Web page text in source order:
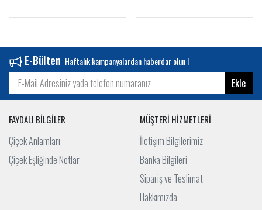
E-Bülten Haftalık kampanyalardan haberdar olun !
Ekle
FAYDALI BİLGİLER
Çiçek Anlamları
Çiçek Eşliğinde Notlar
MÜŞTERİ HİZMETLERİ
İletişim Bilgilerimiz
Banka Bilgileri
Sipariş ve Teslimat
Hakkımızda